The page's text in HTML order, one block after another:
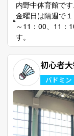
内野中体育館で
金曜日は隔週で
～11：00、11：
す。
初心者
バドミン